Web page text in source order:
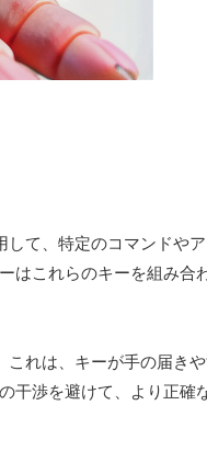
て、特定のコマンドや
はこれらのキーを組み合
れは、キーが手の届き
干渉を避けて、より正確